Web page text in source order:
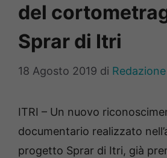
del
Sprar di Itri
18 Agosto 2019 di
ITRI – Un nuovo
documentario realizzato
progetto Sprar di Itri, già